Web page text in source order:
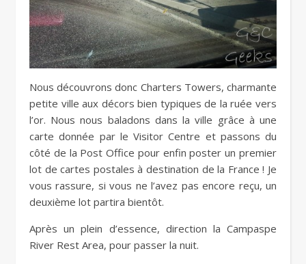
Nous découvrons donc Charters Towers, charmante
petite ville aux décors bien typiques de la ruée vers
l’or. Nous nous baladons dans la ville grâce à une
carte donnée par le Visitor Centre et passons du
côté de la Post Office pour enfin poster un premier
lot de cartes postales à destination de la France ! Je
vous rassure, si vous ne l’avez pas encore reçu, un
deuxième lot partira bientôt.
Après un plein d’essence, direction la Campaspe
River Rest Area, pour passer la nuit.